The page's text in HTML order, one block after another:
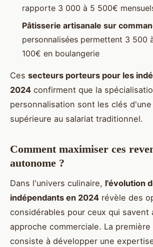
rapporte 3 000 à 5 500€
Pâtisserie artisanale sur
personnalisées permettent 3 500
100€ en boulangerie
Ces secteurs porteurs pour les
2024 confirment que la
personnalisation sont les clés
supérieure au salariat traditionnel.
Comment maximiser ces
autonome ?
Dans l'univers culinaire, l'évolution
indépendants en 2024 révèle des
considérables pour ceux qui savent
approche commerciale. La
consiste à développer une